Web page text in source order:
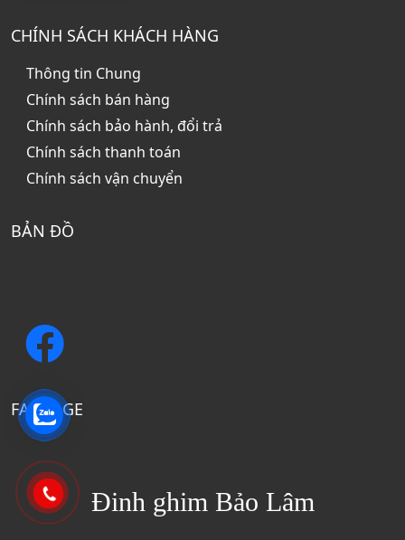
CHÍNH SÁCH KHÁCH HÀNG
Thông tin Chung
Chính sách bán hàng
Chính sách bảo hành, đổi trả
Chính sách thanh toán
Chính sách vận chuyển
BẢN ĐỒ
FANPAGE
Đinh ghim Bảo Lâm